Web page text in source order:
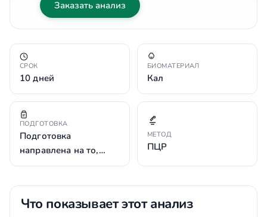
Заказать анализ
СРОК
10 дней
БИОМАТЕРИАЛ
Кал
ПОДГОТОВКА
Подготовка
направлена на то,…
МЕТОД
ПЦР
Что показывает этот анализ